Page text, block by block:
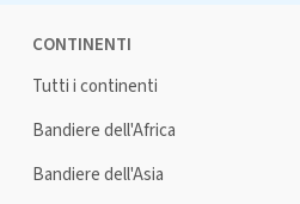
CONTINENTI
Tutti i continenti
Bandiere dell'Africa
Bandiere dell'Asia